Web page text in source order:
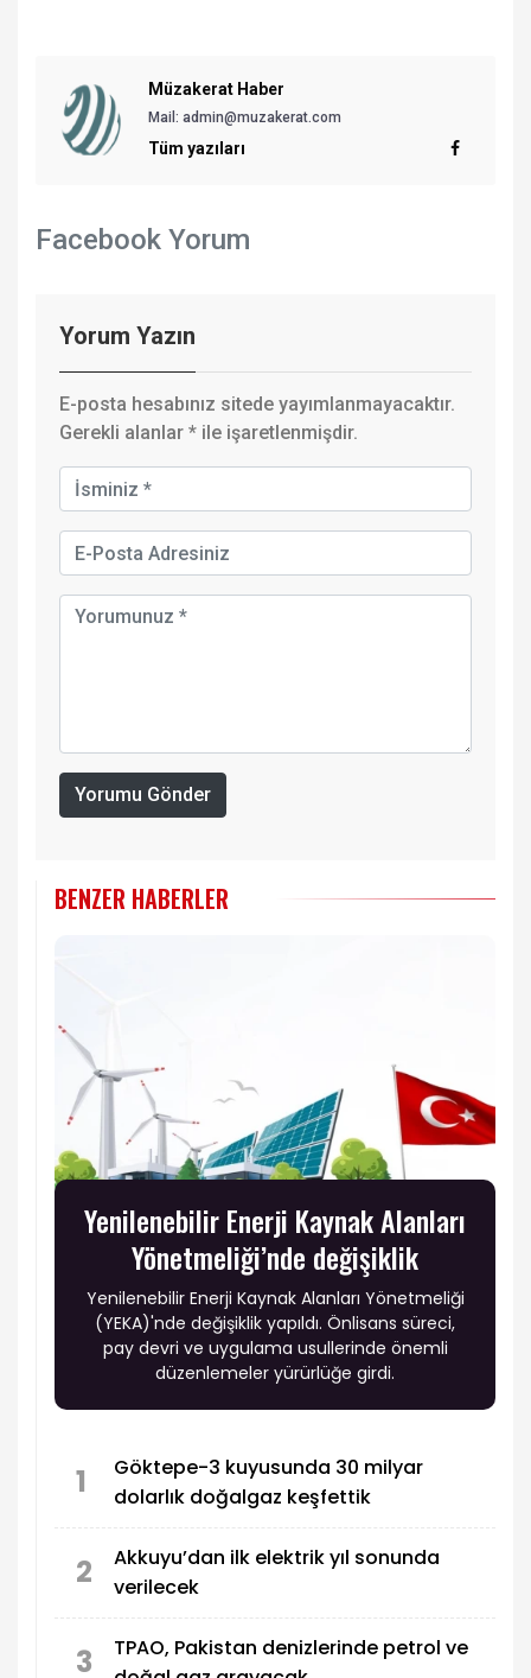
Müzakerat Haber
Mail: admin@muzakerat.com
Tüm yazıları
Facebook Yorum
Yorum Yazın
E-posta hesabınız sitede yayımlanmayacaktır.
Gerekli alanlar * ile işaretlenmişdir.
Yorumu Gönder
BENZER HABERLER
Yenilenebilir Enerji Kaynak Alanları
Yönetmeliği’nde değişiklik
Yenilenebilir Enerji Kaynak Alanları Yönetmeliği
(YEKA)'nde değişiklik yapıldı. Önlisans süreci,
pay devri ve uygulama usullerinde önemli
düzenlemeler yürürlüğe girdi.
1
Göktepe-3 kuyusunda 30 milyar
dolarlık doğalgaz keşfettik
2
Akkuyu’dan ilk elektrik yıl sonunda
verilecek
3
TPAO, Pakistan denizlerinde petrol ve